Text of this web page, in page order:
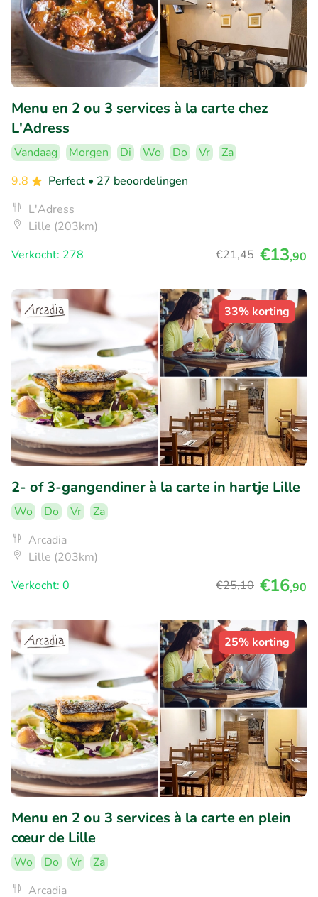
Menu en 2 ou 3 services à la carte chez
L'Adress
Vandaag Morgen Di Wo Do Vr
Za
9.8
Perfect • 27 beoordelingen
L'Adress
Lille (203km)
Verkocht: 278
€21,45 €13,90
33% korting
2- of 3-gangendiner à la carte in hartje Lille
Wo Do Vr
Za
Arcadia
Lille (203km)
Verkocht: 0
€25,10 €16,90
25% korting
Menu en 2 ou 3 services à la carte en plein
cœur de Lille
Wo Do Vr
Za
Arcadia